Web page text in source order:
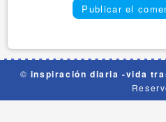
© inspiración diaria -vida